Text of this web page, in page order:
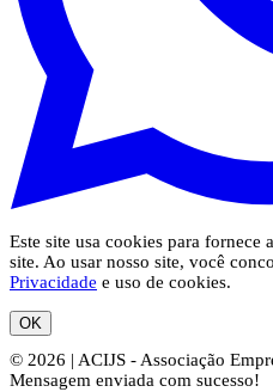
Este site usa cookies para fornece
site. Ao usar nosso site, você
Privacidade e uso de cookies.
OK
© 2026 | ACIJS - Associação
Mensagem enviada com sucesso!